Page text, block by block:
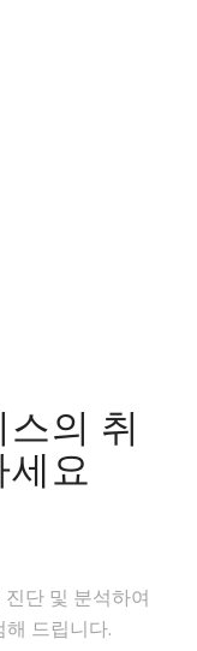
의 취
세요
단 및 분석하여
드립니다.